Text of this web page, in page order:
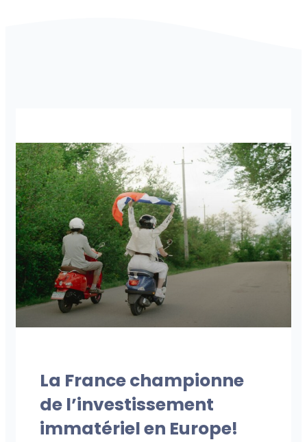
La France championne
de l’investissement
immatériel en Europe!